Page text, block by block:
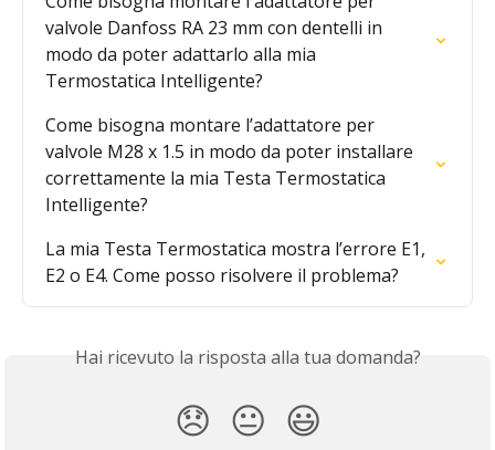
valvole Danfoss RA 23 mm con dentelli in
modo da poter adattarlo alla mia
Termostatica Intelligente?
Come bisogna montare l’adattatore per
valvole M28 x 1.5 in modo da poter installare
correttamente la mia Testa Termostatica
Intelligente?
La mia Testa Termostatica mostra l’errore E1,
E2 o E4. Come posso risolvere il problema?
Hai ricevuto la risposta alla tua domanda?
😞 😐 😃